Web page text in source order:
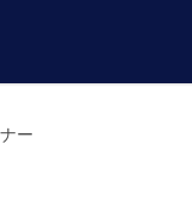
ー